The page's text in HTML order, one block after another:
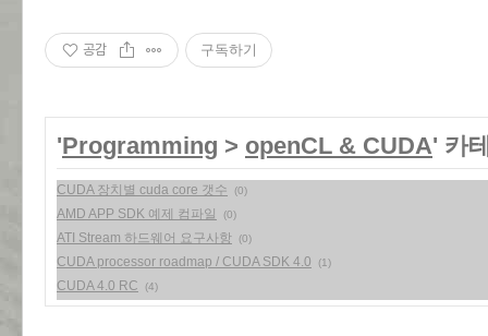
공감 구독하기
'Programming > openCL & CUDA' 카
CUDA 장치별 cuda core 갯수 (0)
AMD APP SDK 예제 컴파일 (0)
ATI Stream 하드웨어 요구사항 (0)
CUDA processor roadmap / CUDA SDK 4.0 (1)
CUDA 4.0 RC (4)